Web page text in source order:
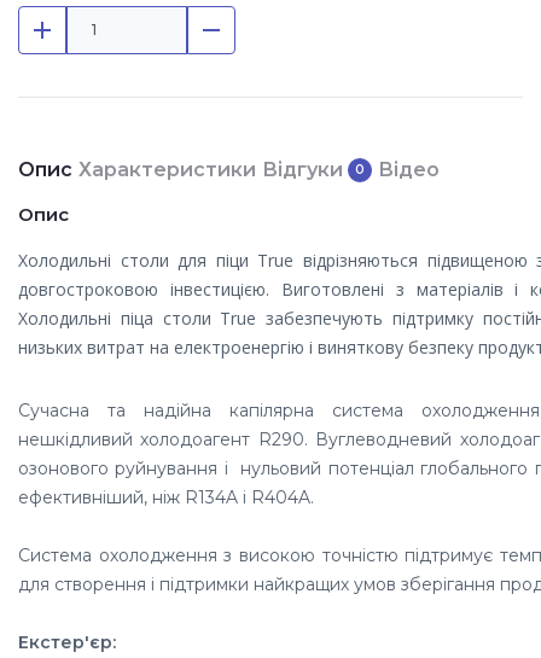
Опис Характеристики Відгуки 0
Відео
Опис
Холодильні столи для піци True відрізняються підвищеною
довгостроковою інвестицією. Виготовлені з матеріалів і
Холодильні піца столи True забезпечують підтримку
низьких витрат на електроенергію і виняткову безпеку
Сучасна та надійна капілярна система
нешкідливий холодоагент R290. Вуглеводневий
озонового руйнування і нульовий потенціал глобального
ефективніший, ніж R134A і R404A.
Система охолодження з високою точністю підтримує
для створення і підтримки найкращих умов зберігання
Екстер'єр: